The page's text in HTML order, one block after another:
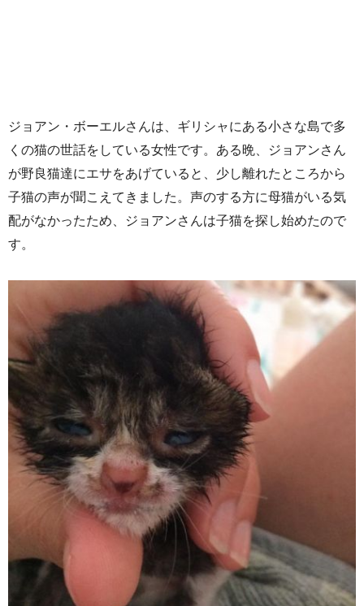
ジョアン・ボーエルさんは、ギリシャにある小さな島で多
くの猫の世話をしている女性です。ある晩、ジョアンさん
が野良猫達にエサをあげていると、少し離れたところから
子猫の声が聞こえてきました。声のする方に母猫がいる気
配がなかったため、ジョアンさんは子猫を探し始めたので
す。